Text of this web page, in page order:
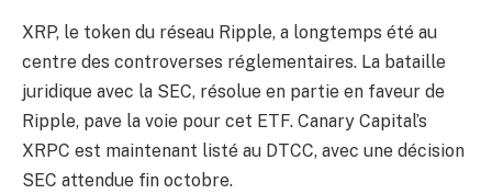
XRP, le token du réseau Ripple, a longtemps été au
centre des controverses réglementaires. La bataille
juridique avec la SEC, résolue en partie en faveur de
Ripple, pave la voie pour cet ETF. Canary Capital’s
XRPC est maintenant listé au DTCC, avec une décision
SEC attendue fin octobre.